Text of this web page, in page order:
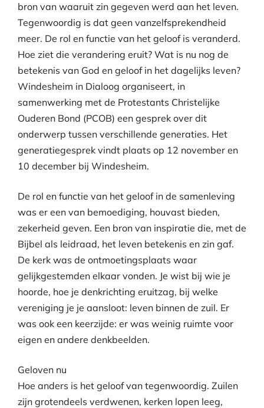
bron van waaruit zin gegeven werd aan het leven.
Tegenwoordig is dat geen vanzelfsprekendheid
meer. De rol en functie van het geloof is veranderd.
Hoe ziet die verandering eruit? Wat is nu nog de
betekenis van God en geloof in het dagelijks leven?
Windesheim in Dialoog organiseert, in
samenwerking met de Protestants Christelijke
Ouderen Bond (PCOB) een gesprek over dit
onderwerp tussen verschillende generaties. Het
generatiegesprek vindt plaats op 12 november en
10 december bij Windesheim.
De rol en functie van het geloof in de samenleving
was er een van bemoediging, houvast bieden,
zekerheid geven. Een bron van inspiratie die, met de
Bijbel als leidraad, het leven betekenis en zin gaf.
De kerk was de ontmoetingsplaats waar
gelijkgestemden elkaar vonden. Je wist bij wie je
hoorde, hoe je denkrichting eruitzag, bij welke
vereniging je je aansloot: leven binnen de zuil. Er
was ook een keerzijde: er was weinig ruimte voor
eigen en andere denkbeelden.
Geloven nu
Hoe anders is het geloof van tegenwoordig. Zuilen
zijn grotendeels verdwenen, kerken lopen leeg,